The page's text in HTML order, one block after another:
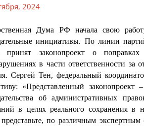
2024
Дума РФ начала свою
инициативы. По линии
принят законопроект о
в части ответственности за
Сергей Тен, федеральный
«Представленный
об административных
в целях реального сохранения в
по различным